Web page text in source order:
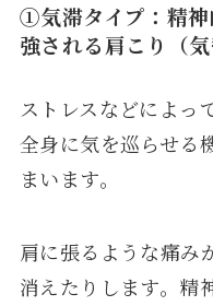
①気滞タイプ ：精
強される肩こり（気
ストレスなどによっ
全身に気を巡らせる
まいます。
肩に張るような痛み
消えたりします。精